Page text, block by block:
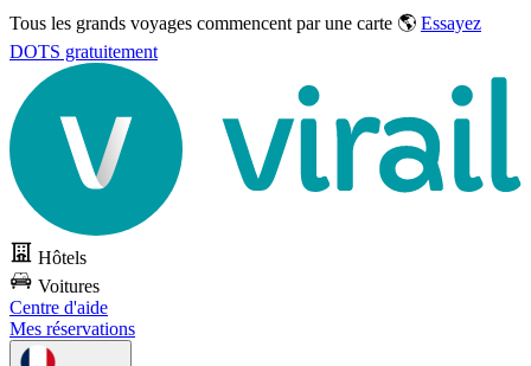
Tous les grands voyages commencent par une carte 🌎 Essayez
DOTS gratuitement
Hôtels
Voitures
Centre d'aide
Mes réservations